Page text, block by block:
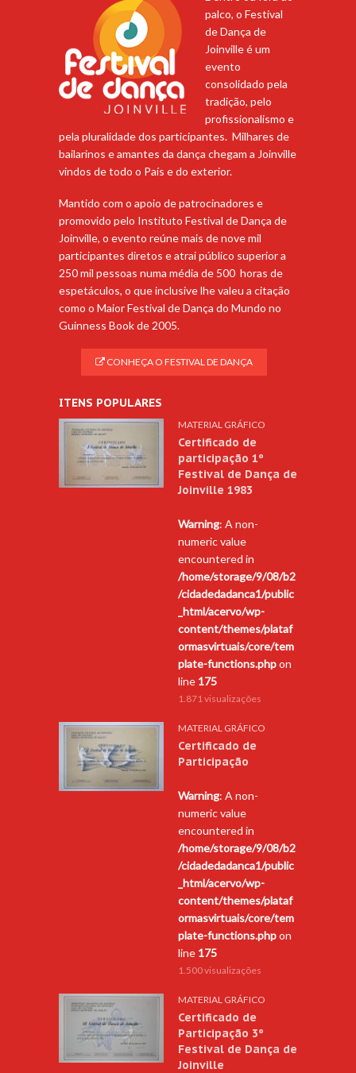
palco, o Festival
de Dança de
Joinville é um
evento
consolidado pela
tradição, pelo
profissionalismo e
pela pluralidade dos participantes. Milhares de
bailarinos e amantes da dança chegam a Joinville
vindos de todo o País e do exterior.
Mantido com o apoio de patrocinadores e
promovido pelo Instituto Festival de Dança de
Joinville, o evento reúne mais de nove mil
participantes diretos e atrai público superior a
250 mil pessoas numa média de 500 horas de
espetáculos, o que inclusive lhe valeu a citação
como o Maior Festival de Dança do Mundo no
Guinness Book de 2005.
CONHEÇA O FESTIVAL DE DANÇA
ITENS POPULARES
MATERIAL GRÁFICO
Certificado de
participação 1º
Festival de Dança de
Joinville 1983
Warning: A non-
numeric value
encountered in
/home/storage/9/08/b2
/cidadedadanca1/public
_html/acervo/wp-
content/themes/plataf
ormasvirtuais/core/tem
plate-functions.phpon
line 175
1.871 visualizações
MATERIAL GRÁFICO
Certificado de
Participação
Warning: A non-
numeric value
encountered in
/home/storage/9/08/b2
/cidadedadanca1/public
_html/acervo/wp-
content/themes/plataf
ormasvirtuais/core/tem
plate-functions.phpon
line 175
1.500 visualizações
MATERIAL GRÁFICO
Certificado de
Participação 3º
Festival de Dança de
Joinville